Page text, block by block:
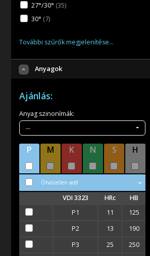
27°/30° (35)
30° (7)
További szűrők megjelenítése…
Anyagok
Ajánlás:
Anyag szinonímák:
---
P M K N S H
Ötvözetlen acél
VDI 3323 HRc
HB
P1
11
125
P2
13
190
P3
25
250